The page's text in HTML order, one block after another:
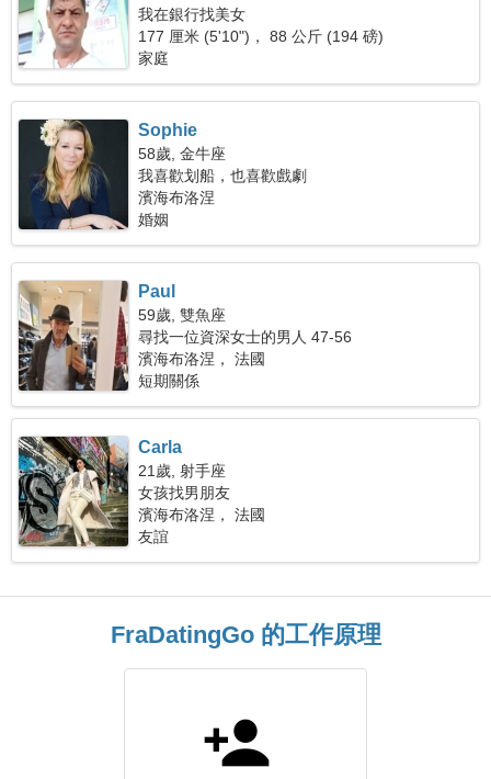
我在銀行找美女
177 厘米 (5'10")， 88 公斤 (194 磅)
家庭
Sophie
58歲, 金牛座
我喜歡划船，也喜歡戲劇
濱海布洛涅
婚姻
Paul
59歲, 雙魚座
尋找一位資深女士的男人 47-56
濱海布洛涅， 法國
短期關係
Carla
21歲, 射手座
女孩找男朋友
濱海布洛涅， 法國
友誼
FraDatingGo 的工作原理